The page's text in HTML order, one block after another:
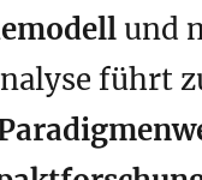
und
führt